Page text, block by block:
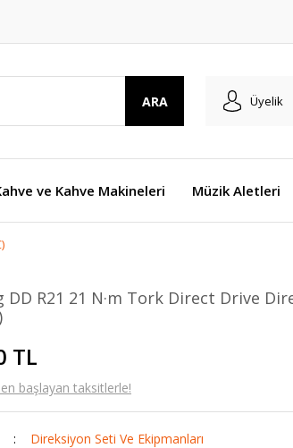
ARA Üyelik
ve Kahve Makineleri Müzik Aletleri
DD R21 21 N·m Tork Direct Drive
TL
başlayan taksitlerle!
Direksiyon Seti Ve Ekipmanları